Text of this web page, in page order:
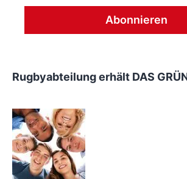
Rugbyabteilung erhält DAS